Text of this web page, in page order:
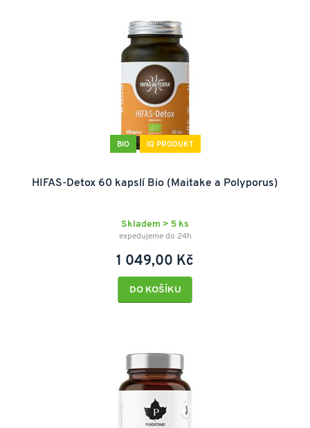
BIO IQ PRODUKT
HIFAS-Detox 60 kapslí Bio (Maitake a Polyporus)
Skladem > 5 ks
expedujeme do 24h
1 049,00 Kč
DO KOŠÍKU